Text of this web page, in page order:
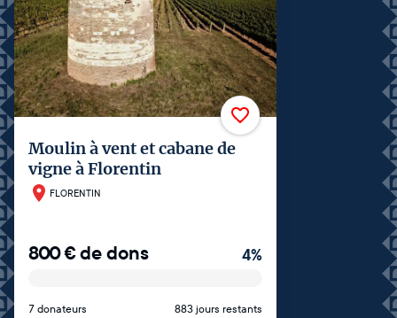
Moulin à vent et cabane de
vigne à Florentin
FLORENTIN
800€de dons 4%
7 donateurs 883 jours restants